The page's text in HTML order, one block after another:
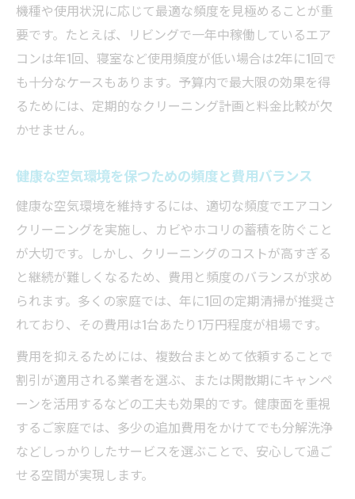
機種や使用状況に応じて最適な頻度を見極めることが重
要です。たとえば、リビングで一年中稼働しているエア
コンは年1回、寝室など使用頻度が低い場合は2年に1回で
も十分なケースもあります。予算内で最大限の効果を得
るためには、定期的なクリーニング計画と料金比較が欠
かせません。
健康な空気環境を保つための頻度と費用バランス
健康な空気環境を維持するには、適切な頻度でエアコン
クリーニングを実施し、カビやホコリの蓄積を防ぐこと
が大切です。しかし、クリーニングのコストが高すぎる
と継続が難しくなるため、費用と頻度のバランスが求め
られます。多くの家庭では、年に1回の定期清掃が推奨さ
れており、その費用は1台あたり1万円程度が相場です。
費用を抑えるためには、複数台まとめて依頼することで
割引が適用される業者を選ぶ、または閑散期にキャンペ
ーンを活用するなどの工夫も効果的です。健康面を重視
するご家庭では、多少の追加費用をかけてでも分解洗浄
などしっかりしたサービスを選ぶことで、安心して過ご
せる空間が実現します。